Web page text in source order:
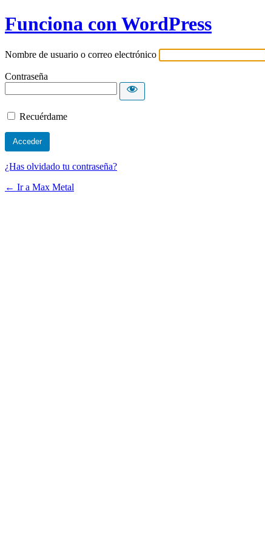
Funciona con WordPress
Nombre de usuario o correo electrónico
Contraseña
Recuérdame
¿Has olvidado tu contraseña?
← Ir a Max Metal